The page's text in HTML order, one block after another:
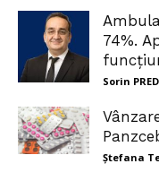
74%.
Sorin
Ștefana